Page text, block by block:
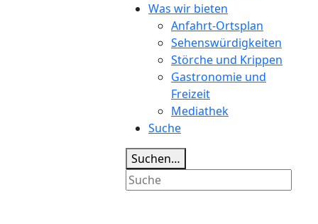
Was wir bieten
Anfahrt-Ortsplan
Sehenswürdigkeiten
Störche und Krippen
Gastronomie und
Freizeit
Mediathek
Suche
Suchen…